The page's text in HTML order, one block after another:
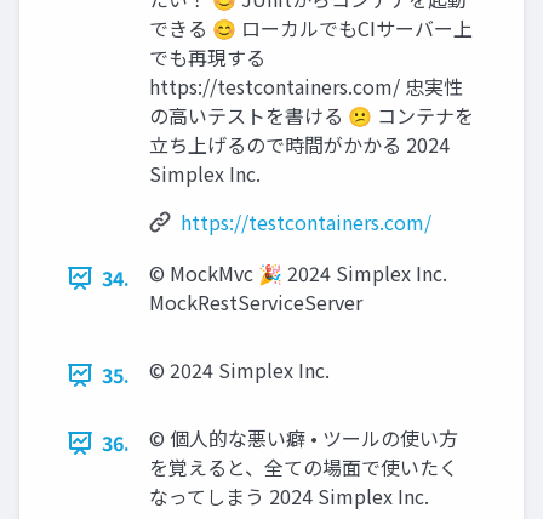
できる 😊 ローカルでもCIサーバー上
でも再現する
https://testcontainers.com/ 忠実性
の高いテストを書ける 😕 コンテナを
立ち上げるので時間がかかる 2024
Simplex Inc.
https://testcontainers.com/
34.
©︎ MockMvc 🎉 2024 Simplex Inc.
MockRestServiceServer
35. ©︎ 2024 Simplex Inc.
36.
©︎ 個人的な悪い癖 • ツールの使い方
を覚えると、全ての場面で使いたく
なってしまう 2024 Simplex Inc.